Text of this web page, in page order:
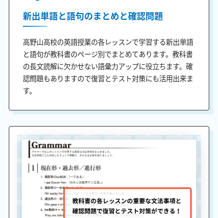
新出単語と語句のまとめと確認問題
高野山高校の英語授業の各レッスンで学習する新出単語
と語句が教科書のページ別でまとめてあります。教科書
の長文読解に欠かせない語彙力アップに役立ちます。確
認問題もありますので復習とテスト対策にも活用出来ま
す。